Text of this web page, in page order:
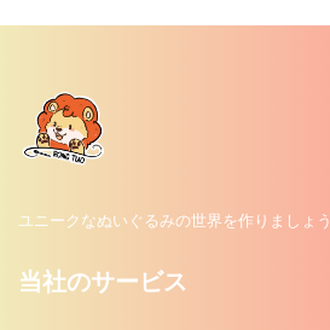
ユニークなぬいぐるみの世界を作りましょう
当社のサービス